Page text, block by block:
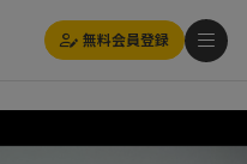
無料会員登録